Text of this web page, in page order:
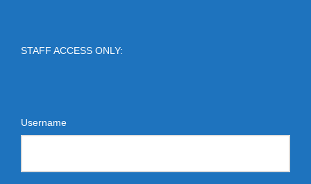
STAFF ACCESS ONLY:
Username